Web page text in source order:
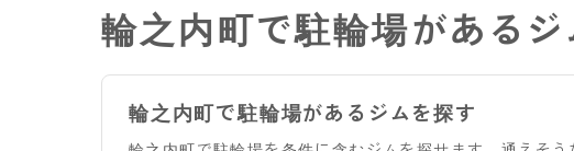
輪之内町で駐輪場がある
輪之内町で駐輪場があるジムを探す